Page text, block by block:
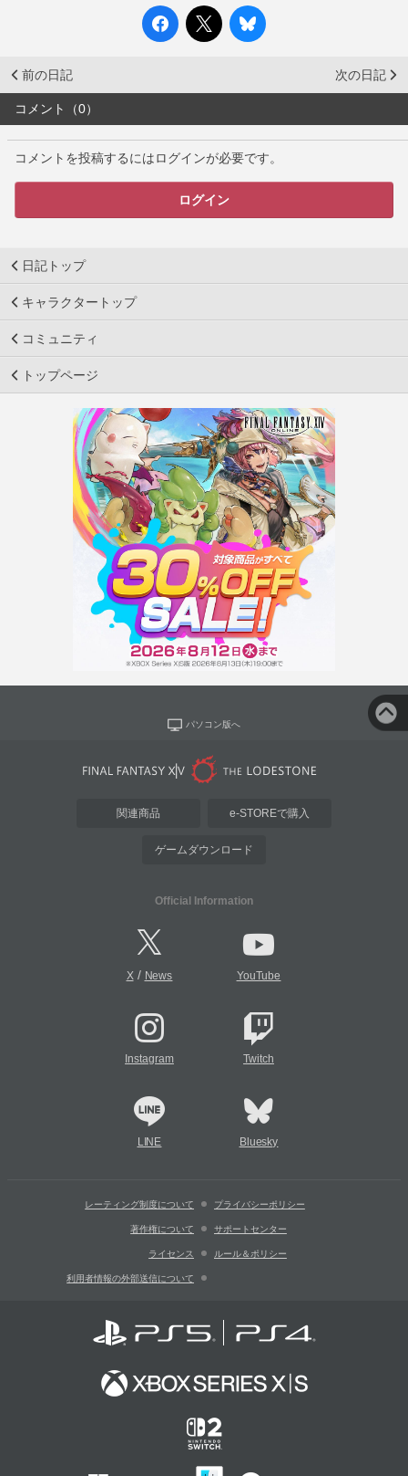
前の日記 次の日記
コメント（0）
コメントを投稿するにはログインが必要です。
ログイン
日記トップ
キャラクタートップ
コミュニティ
トップページ
パソコン版へ
関連商品 e-STOREで購入
ゲームダウンロード
Official Information
X/ News YouTube
Instagram Twitch
LINE Bluesky
レーティング制度について プライバシーポリシー
著作権について サポートセンター
ライセンス ルール＆ポリシー
利用者情報の外部送信について